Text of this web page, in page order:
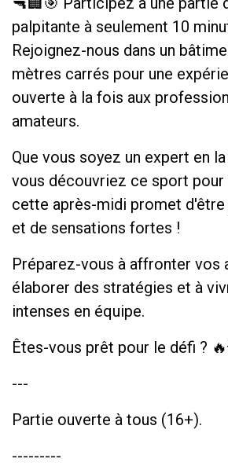
palpitante à seulement 10
Rejoignez-nous dans un
mètres carrés pour une
ouverte à la fois aux
amateurs.
Que vous soyez un expert en
vous découvriez ce sport
cette après-midi promet
et de sensations fortes !
Préparez-vous à affronter vos
élaborer des stratégies et à
intenses en équipe.
Êtes-vous prêt pour le défi ?
---
Partie ouverte à tous (16+).
---------